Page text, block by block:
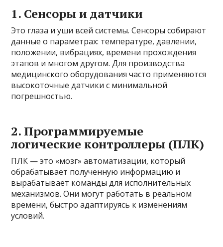
1. Сенсоры и датчики
Это глаза и уши всей системы. Сенсоры собирают
данные о параметрах: температуре, давлении,
положении, вибрациях, времени прохождения
этапов и многом другом. Для производства
медицинского оборудования часто применяются
высокоточные датчики с минимальной
погрешностью.
2. Программируемые
логические контроллеры (ПЛК)
ПЛК — это «мозг» автоматизации, который
обрабатывает полученную информацию и
вырабатывает команды для исполнительных
механизмов. Они могут работать в реальном
времени, быстро адаптируясь к изменениям
условий.